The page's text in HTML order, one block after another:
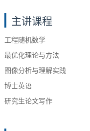
主讲课程
工程随机数学
最优化理论与方法
图像分析与理解实践
博士英语
研究生论文写作